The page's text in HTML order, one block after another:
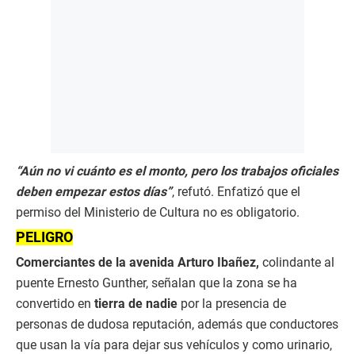
“Aún no vi cuánto es el monto, pero los trabajos oficiales
deben empezar estos días”, refutó. Enfatizó que el
permiso del Ministerio de Cultura no es obligatorio.
PELIGRO
Comerciantes de la avenida Arturo Ibañez, colindante al
puente Ernesto Gunther, señalan que la zona se ha
convertido en tierra de nadie por la presencia de
personas de dudosa reputación, además que conductores
que usan la vía para dejar sus vehículos y como urinario,